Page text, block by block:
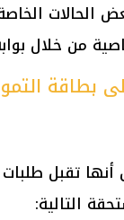
الحالات
من خلال
التموين
تقبل طلبات
التالية: